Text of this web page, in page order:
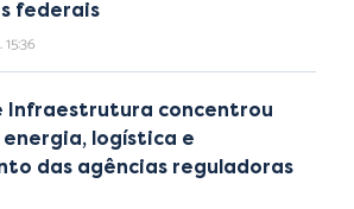
federais
15:36
Infraestrutura concentrou
logística e
das agências reguladoras